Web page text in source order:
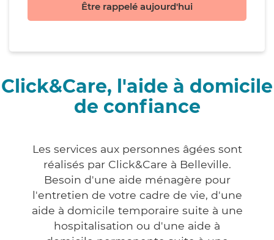
Être rappelé aujourd'hui
Click&Care, l'aide à domicile
de confiance
Les services aux personnes âgées sont
réalisés par Click&Care à Belleville.
Besoin d'une aide ménagère pour
l'entretien de votre cadre de vie, d'une
aide à domicile temporaire suite à une
hospitalisation ou d'une aide à